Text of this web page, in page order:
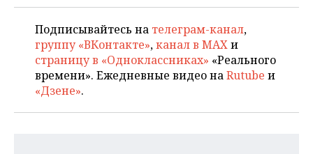
Подписывайтесь на телеграм-канал,
группу «ВКонтакте»,канал в MAXи
страницу в «Одноклассниках» «Реального
времени». Ежедневные видео наRutube и
«Дзене».